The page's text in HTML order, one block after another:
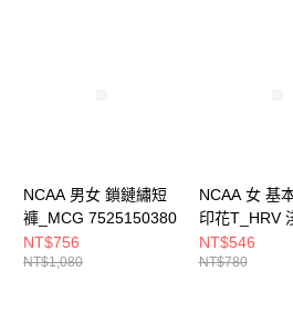
NCAA 男女 鎖鏈繡短
褲_MCG 7525150380
NT$756
NT$1,080
NCAA 女 基
印花T_HRV
7522100861
NT$546
NT$780